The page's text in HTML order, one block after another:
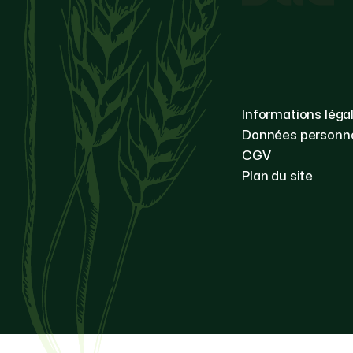
Informations
Données
CGV
Plan du site